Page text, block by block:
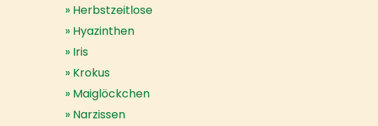
Herbstzeitlose
Hyazinthen
Iris
Krokus
Maiglöckchen
Narzissen